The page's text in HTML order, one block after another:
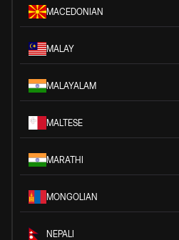
MACEDONIAN
MALAY
MALAYALAM
MALTESE
MARATHI
MONGOLIAN
NEPALI